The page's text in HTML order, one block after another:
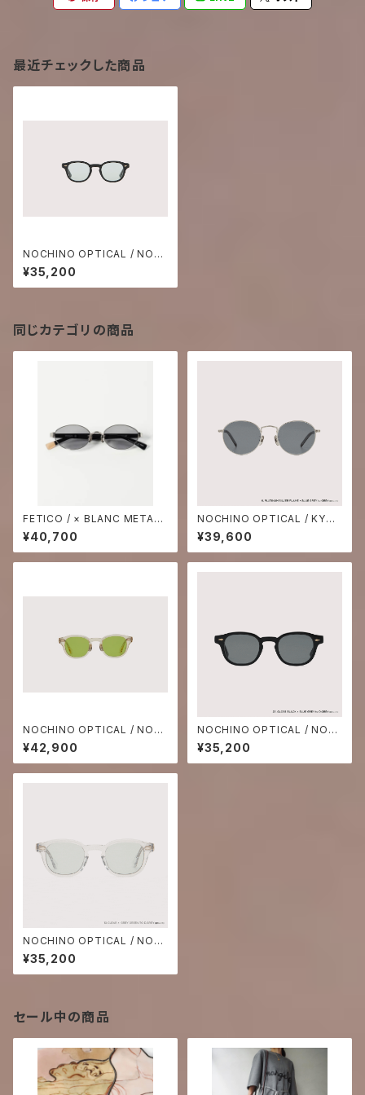
最近チェックした商品
NOCHINO OPTICAL / NOC
HINO #2. GLOSS BLACK ×
GREY GREEN TO D.GREY
(調光モデル)
¥35,200
同じカテゴリの商品
FETICO / × BLANC METAL
OVAL SUNGLASSES
¥40,700
NOCHINO OPTICAL / KYOK
USUI #6. PLUTINUM SILVE
R FLAME × AOFUJI BLUE to
D,GREY (調光モデル)
¥39,600
NOCHINO OPTICAL / NOC
HINO FR #4. CITRON × MO
SS GREEN
¥42,900
NOCHINO OPTICAL / NOC
HINO #23. GLOSS BLACK ×
AOFUJI BLUE TO D.GREY
(調光モデル)
¥35,200
NOCHINO OPTICAL / NOC
HINO #10. CLEAR × GREY G
REEN TO D.GREY(調光レン
ズ)
¥35,200
セール中の商品